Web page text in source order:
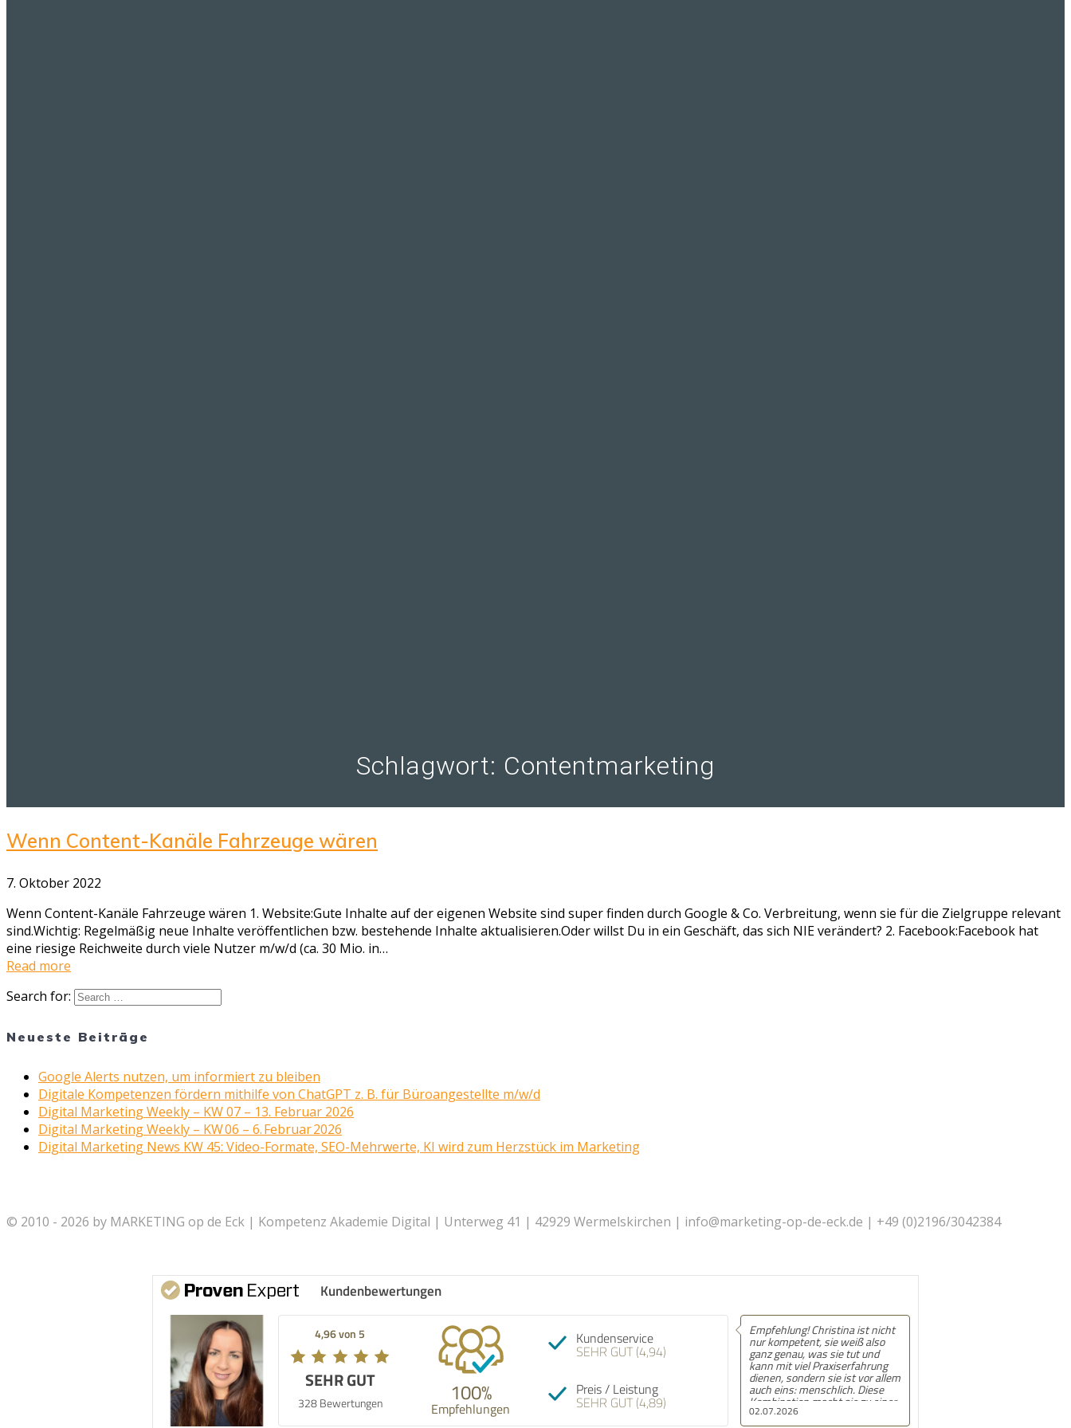
Schlagwort: Contentmarketing
Wenn Content-Kanäle Fahrzeuge wären
7. Oktober 2022
Wenn Content-Kanäle Fahrzeuge wären 1. Website:Gute Inhalte auf der eigenen Website sind super finden durch Google & Co. Verbreitung, wenn sie für die Zielgruppe relevant
sind.Wichtig: Regelmäßig neue Inhalte veröffentlichen bzw. bestehende Inhalte aktualisieren.Oder willst Du in ein Geschäft, das sich NIE verändert? 2. Facebook:Facebook hat
eine riesige Reichweite durch viele Nutzer m/w/d (ca. 30 Mio. in…
Read more
Search for:
Neueste Beiträge
Google Alerts nutzen, um informiert zu bleiben
Digitale Kompetenzen fördern mithilfe von ChatGPT z. B. für Büroangestellte m/w/d
Digital Marketing Weekly – KW 07 – 13. Februar 2026
Digital Marketing Weekly – KW 06 – 6. Februar 2026
Digital Marketing News KW 45: Video-Formate, SEO-Mehrwerte, KI wird zum Herzstück im Marketing
© 2010 - 2026 by MARKETING op de Eck | Kompetenz Akademie Digital | Unterweg 41 | 42929 Wermelskirchen | info@marketing-op-de-eck.de | +49 (0)2196/3042384
Kundenbewertungen
4,96 von 5
SEHR GUT
328 Bewertungen 100%
Empfehlungen
Kundenservice
SEHR GUT (4,94)
Preis / Leistung
SEHR GUT (4,89)
Empfehlung! Christina ist nicht
nur kompetent, sie weiß also
ganz genau, was sie tut und
kann mit viel Praxiserfahrung
dienen, sondern sie ist vor allem
auch eins: menschlich. Diese
Kombination macht sie zu einer
exzellenten Dozentin, bei der
Empfehlung! Christina
verbindet Menschlichkeit und
Kompetenz in einer mehr als
angemessenen, wunderbar
harmonierenden Tiefe. Inhalte
werden von ihr leicht
verständlich vermittelt und ich